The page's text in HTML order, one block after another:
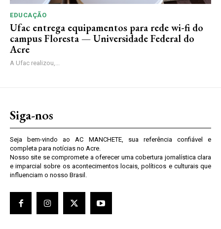
EDUCAÇÃO
Ufac entrega equipamentos para rede wi-fi do
campus Floresta — Universidade Federal do
Acre
A Ufac realizou,...
Siga-nos
Seja bem-vindo ao AC MANCHETE, sua referência confiável e
completa para notícias no Acre.
Nosso site se compromete a oferecer uma cobertura jornalística clara
e imparcial sobre os acontecimentos locais, políticos e culturais que
influenciam o nosso Brasil.